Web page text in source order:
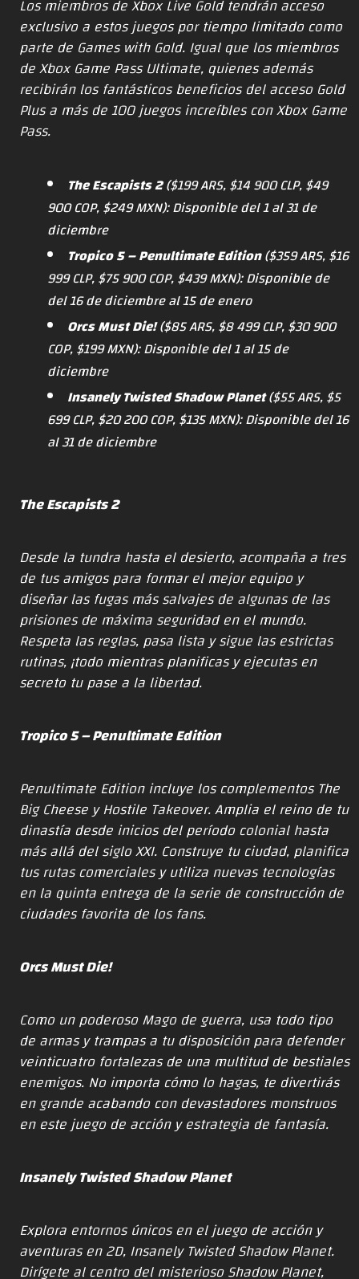
Los miembros de Xbox Live Gold tendrán acceso
exclusivo a estos juegos por tiempo limitado como
parte de Games with Gold. Igual que los miembros
deXbox Game Pass Ultimate, quienes además
recibirán los fantásticos beneficios del acceso Gold
Plus a más de 100 juegos increíbles con Xbox Game
Pass.
The Escapists 2($199 ARS,$14 900 CLP,$49
900 COP,$249 MXN): Disponible del 1 al 31 de
diciembre
Tropico 5 – Penultimate Edition($359 ARS,$16
999 CLP,$75 900 COP,$439 MXN): Disponible de
del 16 de diciembre al 15 de enero
Orcs Must Die!($85 ARS,$8 499 CLP,$30 900
COP,$199 MXN): Disponible del 1 al 15 de
diciembre
Insanely Twisted Shadow Planet($55 ARS,$5
699 CLP,$20 200 COP,$135 MXN): Disponible del 16
al 31 de diciembre
The Escapists 2
Desde la tundra hasta el desierto, acompaña a tres
de tus amigos para formar el mejor equipo y
diseñar las fugas más salvajes de algunas de las
prisiones de máxima seguridad en el mundo.
Respeta las reglas, pasa lista y sigue las estrictas
rutinas, ¡todo mientras planificas y ejecutas en
secreto tu pase a la libertad.
Tropico 5 – Penultimate Edition
Penultimate Edition incluye los complementos The
Big Cheese y Hostile Takeover. Amplia el reino de tu
dinastía desde inicios del período colonial hasta
más allá del siglo XXI. Construye tu ciudad, planifica
tus rutas comerciales y utiliza nuevas tecnologías
en la quinta entrega de la serie de construcción de
ciudades favorita de los fans.
Orcs Must Die!
Como un poderoso Mago de guerra, usa todo tipo
de armas y trampas a tu disposición para defender
veinticuatro fortalezas de una multitud de bestiales
enemigos. No importa cómo lo hagas, te divertirás
en grande acabando con devastadores monstruos
en este juego de acción y estrategia de fantasía.
Insanely Twisted Shadow Planet
Explora entornos únicos en el juego de acción y
aventuras en 2D, Insanely Twisted Shadow Planet.
Dirígete al centro del misterioso Shadow Planet,